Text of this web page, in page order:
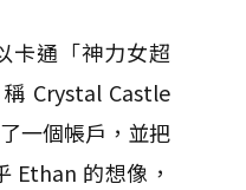
卡通「神力女超
Crystal Castle
一個帳戶，並把
Ethan 的想像，